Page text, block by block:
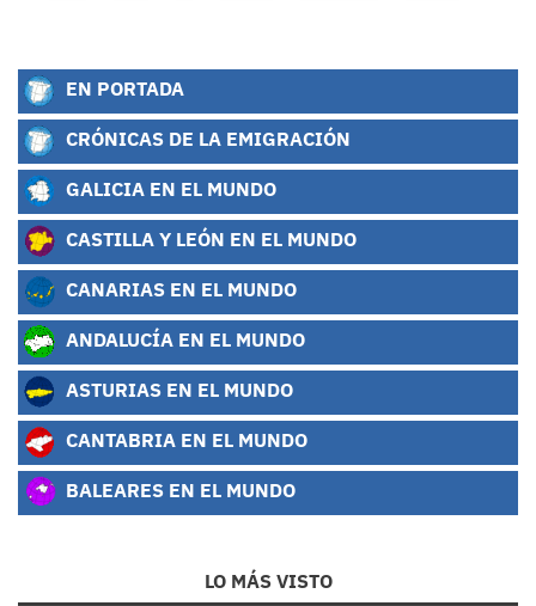
EN PORTADA
CRÓNICAS DE LA EMIGRACIÓN
GALICIA EN EL MUNDO
CASTILLA Y LEÓN EN EL MUNDO
CANARIAS EN EL MUNDO
ANDALUCÍA EN EL MUNDO
ASTURIAS EN EL MUNDO
CANTABRIA EN EL MUNDO
BALEARES EN EL MUNDO
LO MÁS VISTO